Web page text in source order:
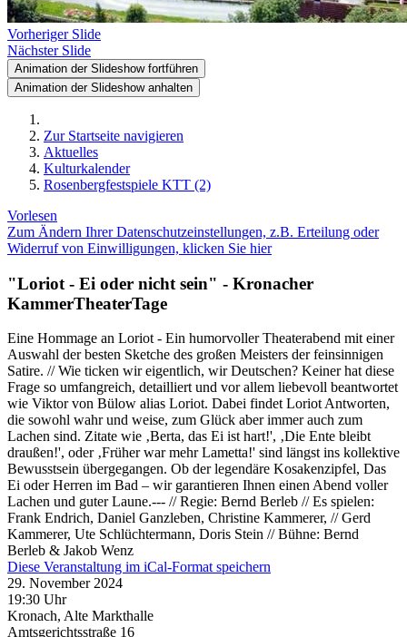
Vorheriger Slide
Nächster Slide
Animation der Slideshow fortführen
Animation der Slideshow anhalten
Zur Startseite navigieren
Aktuelles
Kulturkalender
Rosenbergfestspiele KTT (2)
Vorlesen
Zum Ändern Ihrer Datenschutzeinstellungen, z.B. Erteilung oder
Widerruf von Einwilligungen, klicken Sie hier
"Loriot - Ei oder nicht sein" - Kronacher
KammerTheaterTage
Eine Hommage an Loriot - Ein humorvoller Theaterabend mit einer
Auswahl der besten Sketche des großen Meisters der feinsinnigen
Satire. // Wie ticken wir eigentlich, wir Deutschen? Keiner hat diese
Frage so umfangreich, detailliert und vor allem liebevoll beantwortet
wie Viktor von Bülow alias Loriot. Dabei findet Loriot Antworten,
die sowohl wahr und weise, zum Glück aber immer auch zum
Lachen sind. Zitate wie ‚Berta, das Ei ist hart!', ‚Die Ente bleibt
draußen!', oder ‚Früher war mehr Lametta!' sind längst ins kollektive
Bewusstsein übergegangen. Ob der legendäre Kosakenzipfel, Das
Ei oder Herren im Bad – wir garantieren Ihnen einen Abend voller
Lachen und guter Laune.--- // Regie: Bernd Berleb // Es spielen:
Frank Endrich, Daniel Ganzleben, Christine Kammerer, // Gerd
Kammerer, Ute Schlüchtermann, Doris Stein // Bühne: Bernd
Berleb & Jakob Wenz
Diese Veranstaltung im iCal-Format speichern
29. November 2024
19:30 Uhr
Kronach, Alte Markthalle
Amtsgerichtsstraße 16